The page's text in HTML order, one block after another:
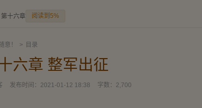
第十六章 整军出征
阅读到5%
意！ > 目录
六章 整军出征
发布时间： 2021-01-12 18:38 字数： 2,700